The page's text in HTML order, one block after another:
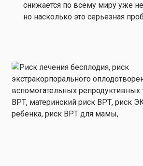
снижается по всему миру уже
но насколько это серьезная